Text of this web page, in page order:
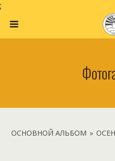
;
ОСНОВНОЙ АЛЬБОМ »